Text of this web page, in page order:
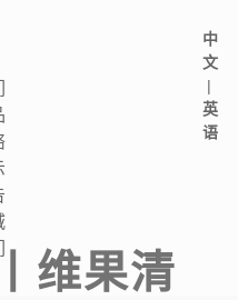
中
文
|
英
语
维果清